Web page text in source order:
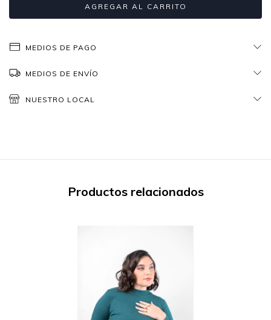
MEDIOS DE PAGO
MEDIOS DE ENVÍO
NUESTRO LOCAL
Productos relacionados